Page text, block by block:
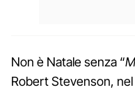
Non è Natale senza “
Robert Stevenson,